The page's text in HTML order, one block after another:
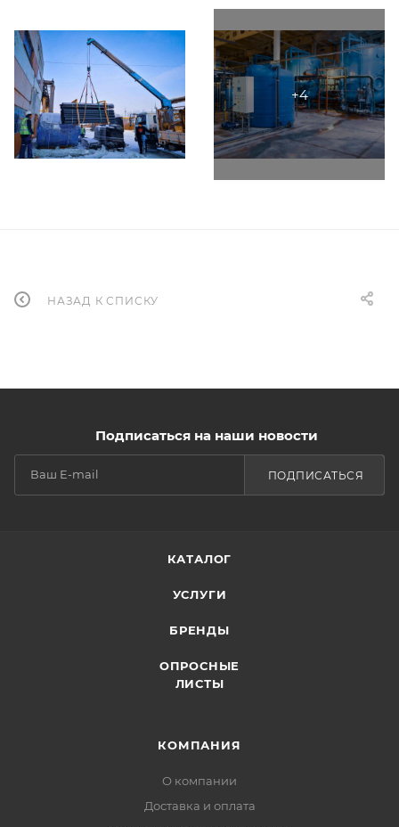
НАЗАД К СПИСКУ
Подписаться на наши новости
ПОДПИСАТЬСЯ
КАТАЛОГ
УСЛУГИ
БРЕНДЫ
ОПРОСНЫЕ
ЛИСТЫ
КОМПАНИЯ
О компании
Доставка и оплата